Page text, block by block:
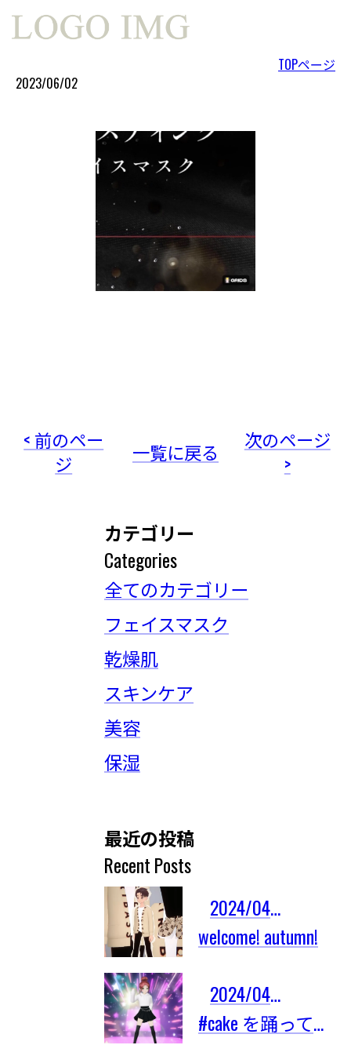
TOPページ
2023/06/02
< 前のペー
ジ
一覧に戻る
次のページ
>
カテゴリー
Categories
全てのカテゴリー
フェイスマスク
乾燥肌
スキンケア
美容
保湿
最近の投稿
Recent Posts
2024/04/03
welcome! autumn!
2024/04/03
#cake を踊ってみたよ！